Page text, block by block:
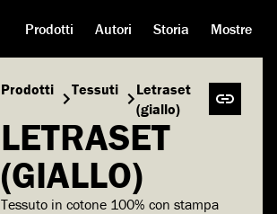
Prodotti Autori Storia Mostre
Prodotti Tessuti
Letraset
(giallo)
LETRASET
(GIALLO)
Tessuto in cotone 100% con stampa